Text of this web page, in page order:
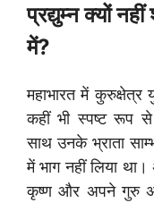
प्रद्युम्न क्यों
में?
महाभारत में कुरुक्षेत्र
कहीं भी स्पष्ट रूप से
साथ उनके भ्राता
में भाग नहीं लिया
कृष्ण और अपने गुरु